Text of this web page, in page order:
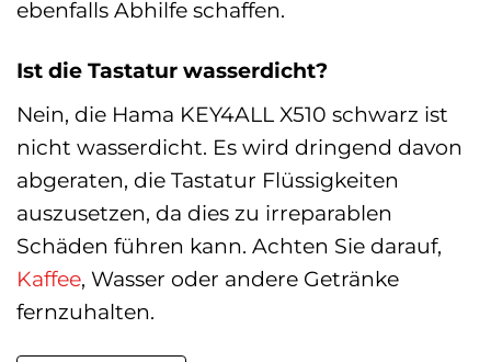
ebenfalls Abhilfe schaffen.
Ist die Tastatur wasserdicht?
Nein, die Hama KEY4ALL X510 schwarz ist
nicht wasserdicht. Es wird dringend davon
abgeraten, die Tastatur Flüssigkeiten
auszusetzen, da dies zu irreparablen
Schäden führen kann. Achten Sie darauf,
Kaffee, Wasser oder andere Getränke
fernzuhalten.